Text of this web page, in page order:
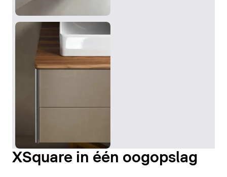
XSquare in één oogopslag